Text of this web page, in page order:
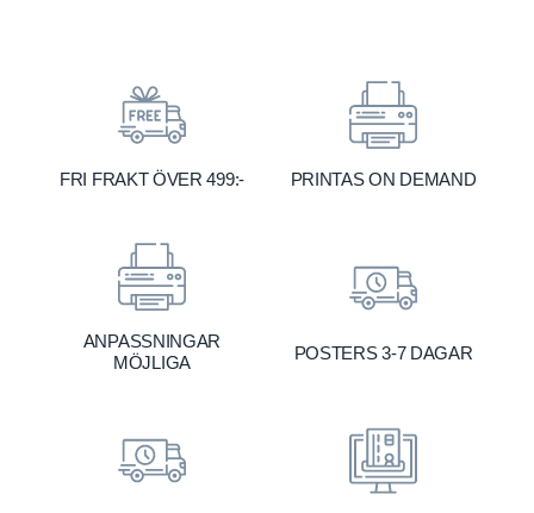
FRI FRAKT ÖVER 499:- PRINTAS ON DEMAND
ANPASSNINGAR
MÖJLIGA
POSTERS 3-7 DAGAR